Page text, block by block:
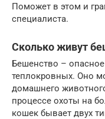
Поможет в этом и
специалиста.
Сколько живут
Бешенство –
теплокровных. Оно
домашнего
процессе охоты на
кошек бывает двух